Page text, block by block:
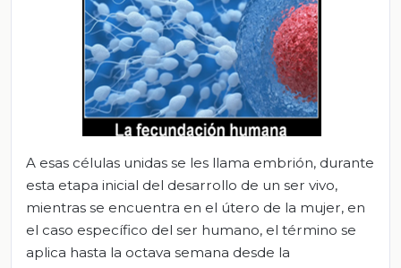
A esas células unidas se les llama embrión, durante
esta etapa inicial del desarrollo de un ser vivo,
mientras se encuentra en el útero de la mujer, en
el caso específico del ser humano, el término se
aplica hasta la octava semana desde la